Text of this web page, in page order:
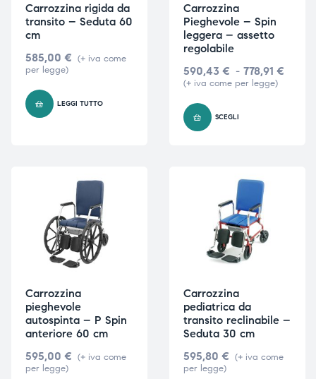
Carrozzina rigida da
transito – Seduta 60
cm
585,00 € (+ iva come
per legge)
LEGGI TUTTO
Carrozzina
Pieghevole – Spin
leggera – assetto
regolabile
590,43 € - 778,91 €
(+ iva come per legge)
SCEGLI
Carrozzina
pieghevole
autospinta – P Spin
anteriore 60 cm
595,00 € (+ iva come
per legge)
Carrozzina
pediatrica da
transito reclinabile –
Seduta 30 cm
595,80 € (+ iva come
per legge)